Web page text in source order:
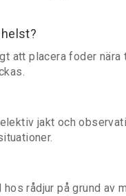
att placera foder nära
jakt och
rådjur på grund av